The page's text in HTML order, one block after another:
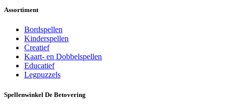
Assortiment
Bordspellen
Kinderspellen
Creatief
Kaart- en Dobbelspellen
Educatief
Legpuzzels
Spellenwinkel De Betover​ing